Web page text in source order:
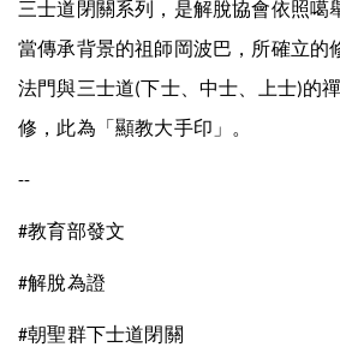
三士道閉關系列，是解脫協會依照噶
當傳承背景的祖師岡波巴，所確立的
法門與三士道(下士、中士、上士)的
修，此為「顯教大手印」。
--
#教育部發文
#解脫為證
#朝聖群下士道閉關